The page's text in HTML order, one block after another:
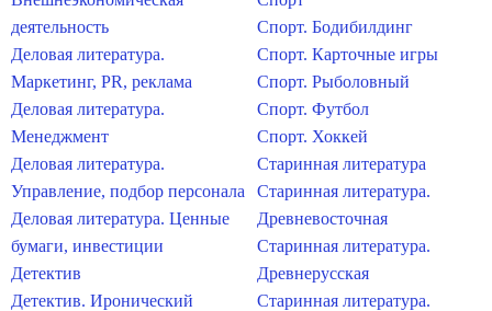
деятельность
Деловая литература.
Маркетинг, PR, реклама
Деловая литература.
Менеджмент
Деловая литература.
Управление, подбор персонала
Деловая литература. Ценные
бумаги, инвестиции
Детектив
Детектив. Иронический
Спорт. Бодибилдинг
Спорт. Карточные игры
Спорт. Рыболовный
Спорт. Футбол
Спорт. Хоккей
Старинная литература
Старинная литература.
Древневосточная
Старинная литература.
Древнерусская
Старинная литература.